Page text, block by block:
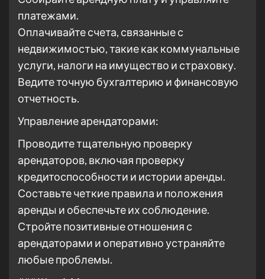
платежами.
Оплачивайте счета, связанные с
недвижимостью, такие как коммунальные
услуги, налоги на имущество и страховку.
Ведите точную бухгалтерию и финансовую
отчетность.
Управление арендаторами:
Проводите тщательную проверку
арендаторов, включая проверку
кредитоспособности и истории аренды.
Составьте четкие правила и положения
аренды и обеспечьте их соблюдение.
Стройте позитивные отношения с
арендаторами и оперативно устраняйте
любые проблемы.